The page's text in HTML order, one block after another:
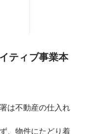
ティブ事業本
は不動産の仕入れ
、物件にたどり着